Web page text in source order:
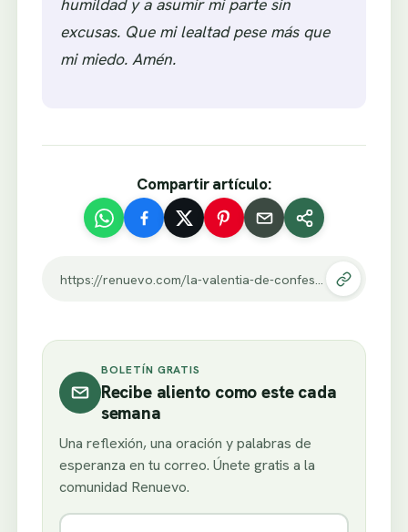
excusas. Que mi lealtad pese más que
mi miedo. Amén.
Compartir artículo:
https://renuevo.com/la-valentia-de-confesar-un-error-y-hallar-perdon-hoy.html
BOLETÍN GRATIS
Recibe aliento como este cada
semana
Una reflexión, una oración y palabras de
esperanza en tu correo. Únete gratis a la
comunidad Renuevo.
Nombre